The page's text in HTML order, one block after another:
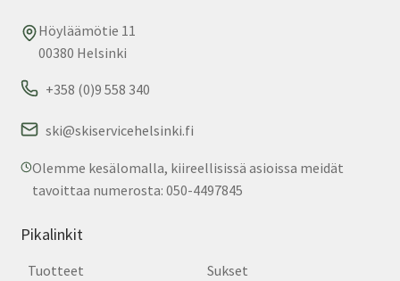
Höyläämötie 11
00380 Helsinki
+358 (0)9 558 340
ski@skiservicehelsinki.fi
Olemme kesälomalla, kiireellisissä asioissa meidät
tavoittaa numerosta: 050-4497845
Pikalinkit
Tuotteet
Sukset